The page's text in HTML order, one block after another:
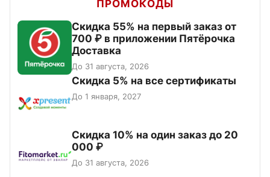
ПРОМОКОДЫ
Скидка 55% на первый заказ от
700 ₽ в приложении Пятёрочка
Доставка
До 31 августа, 2026
Скидка 5% на все сертификаты
До 1 января, 2027
Скидка 10% на один заказ до 20
000 ₽
До 31 августа, 2026